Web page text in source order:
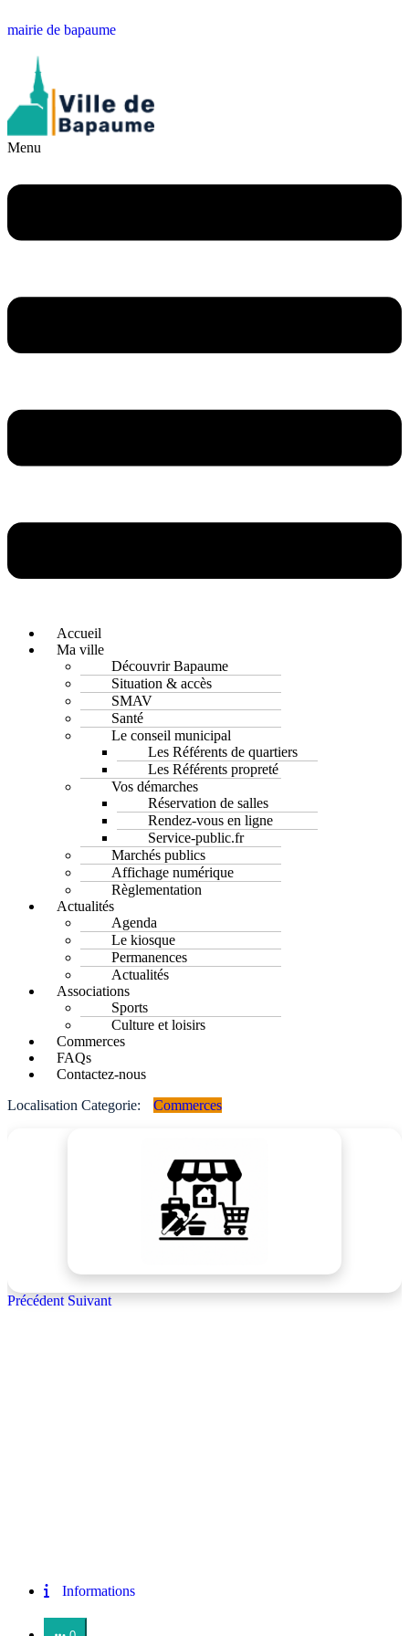
mairie de bapaume
Menu
Accueil
Ma ville
Découvrir Bapaume
Situation & accès
SMAV
Santé
Le conseil municipal
Les Référents de quartiers
Les Référents propreté
Vos démarches
Réservation de salles
Rendez-vous en ligne
Service-public.fr
Marchés publics
Affichage numérique
Règlementation
Actualités
Agenda
Le kiosque
Permanences
Actualités
Associations
Sports
Culture et loisirs
Commerces
FAQs
Contactez-nous
Localisation Categorie:
Commerces
Précédent Suivant
Informations